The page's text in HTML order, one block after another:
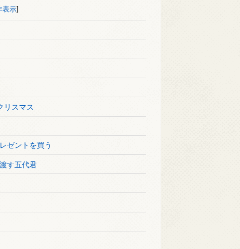
表示]
リスマス
ゼントを買う
す五代君